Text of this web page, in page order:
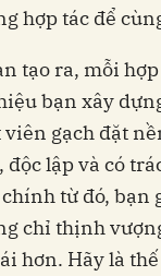
hợp tác để
tạo ra, mỗi
bạn xây
viên gạch đặt
lập và có
từ đó, bạn
chỉ thịnh
hơn. Hãy là